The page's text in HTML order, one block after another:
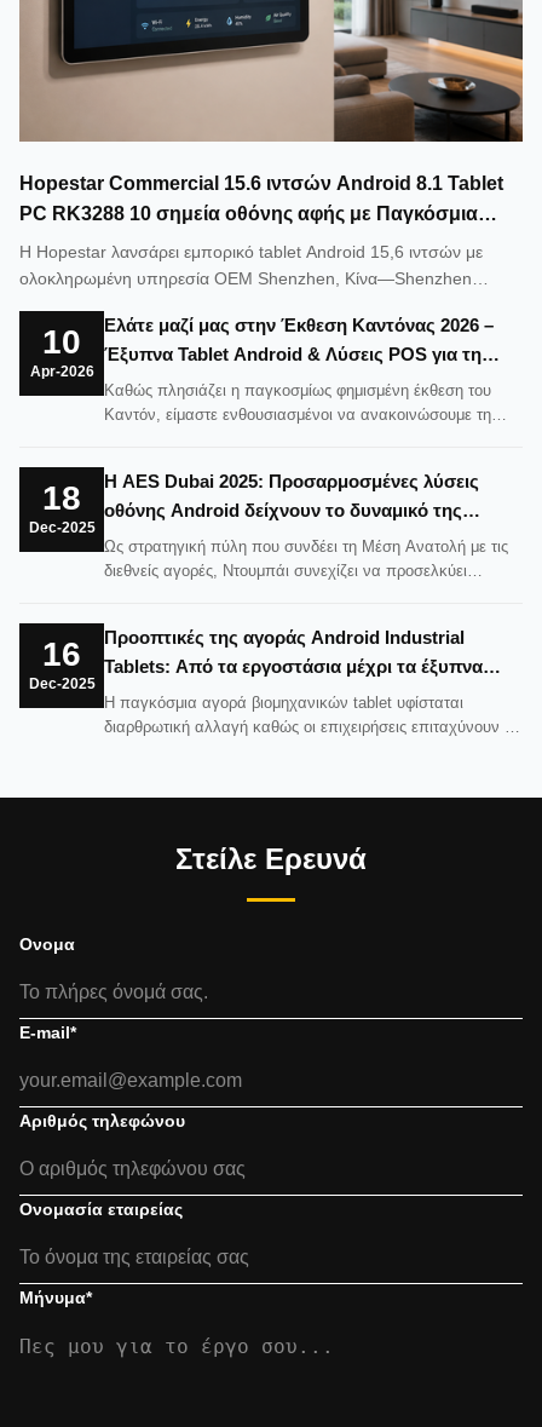
Hopestar Commercial 15.6 ιντσών Android 8.1 Tablet
PC RK3288 10 σημεία οθόνης αφής με Παγκόσμια
υπηρεσία OEM
Η Hopestar λανσάρει εμπορικό tablet Android 15,6 ιντσών με
ολοκληρωμένη υπηρεσία OEM Shenzhen, Κίνα—Shenzhen
ειδικεύεται στην Ε&Α, την κατασκευή και την παγκόσμια διανομή
προϊόντων προβολής, ανακοίνωσε σήμερα τη διαθεσιμότητα
τουTablet PC 15...
10
Apr-2026
Ελάτε μαζί μας στην Έκθεση Καντόνας 2026 –
Έξυπνα Tablet Android & Λύσεις POS για τη
Σύγχρονη Επιχείρηση
Καθώς πλησιάζει η παγκοσμίως φημισμένη έκθεση του
Καντόν, είμαστε ενθουσιασμένοι να ανακοινώσουμε τη
λύσεις tablet AndroidΠαράλληλα με την
προηγμένηΣυστήματα POS Android, που έχει σχεδιαστεί
για ...
18
Dec-2025
Η AES Dubai 2025: Προσαρμοσμένες λύσεις
οθόνης Android δείχνουν το δυναμικό της
αγοράς σε εμπειρογνώμονες της παγκόσμιας
βιομηχανίας
Ως στρατηγική πύλη που συνδέει τη Μέση Ανατολή με τις
διεθνείς αγορές, Ντουμπάι συνεχίζει να προσελκύει
Πρόσφατα, μια σημαντική έκθεση B2B στο Ντουμπάι
συγκέντρωσε επαγγελματίες του κλάδου, παρόχους λ...
16
Dec-2025
Προοπτικές της αγοράς Android Industrial
Tablets: Από τα εργοστάσια μέχρι τα έξυπνα
συστήματα λιανικής πώλησης
Η παγκόσμια αγορά βιομηχανικών tablet υφίσταται
διαρθρωτική αλλαγή καθώς οι επιχειρήσεις επιταχύνουν τις
συσκευές σε όλη τη βιομηχανία.Ανάμεσα στις διαθέσιμες
Στείλε Ερευνά
Ονομα
E-mail*
Αριθμός τηλεφώνου
Ονομασία εταιρείας
Μήνυμα*